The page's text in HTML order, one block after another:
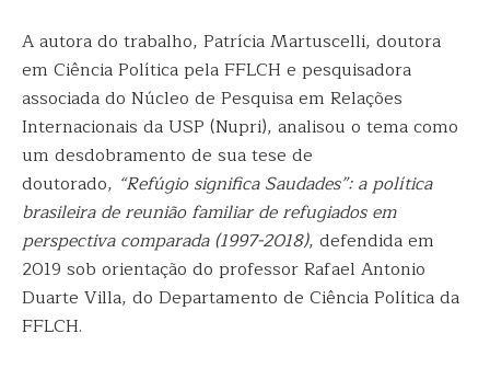
A autora do trabalho, Patrícia Martuscelli, doutora
em Ciência Política pela FFLCH e pesquisadora
associada do Núcleo de Pesquisa em Relações
Internacionais da USP (Nupri), analisou o tema como
um desdobramento de sua tese de
doutorado, “Refúgio significa Saudades”: a política
brasileira de reunião familiar de refugiados em
perspectiva comparada (1997-2018), defendida em
2019 sob orientação do professor Rafael Antonio
Duarte Villa, do Departamento de Ciência Política da
FFLCH.